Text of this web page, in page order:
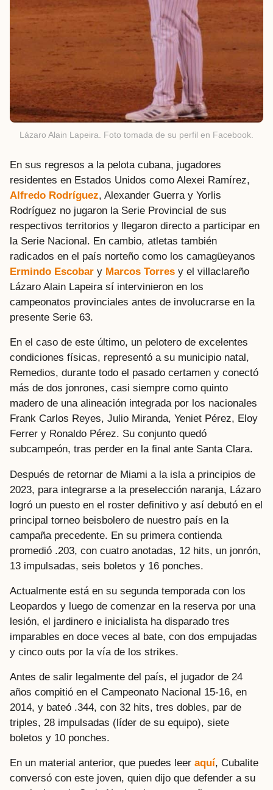
Lázaro Alain Lapeira. Foto tomada de su perfil en Facebook.
En sus regresos a la pelota cubana, jugadores
residentes en Estados Unidos como Alexei Ramírez,
Alfredo Rodríguez, Alexander Guerra y Yorlis
Rodríguez no jugaron la Serie Provincial de sus
respectivos territorios y llegaron directo a participar en
la Serie Nacional. En cambio, atletas también
radicados en el país norteño como los camagüeyanos
Ermindo Escobar y Marcos Torres y el villaclareño
Lázaro Alain Lapeira sí intervinieron en los
campeonatos provinciales antes de involucrarse en la
presente Serie 63.
En el caso de este último, un pelotero de excelentes
condiciones físicas, representó a su municipio natal,
Remedios, durante todo el pasado certamen y conectó
más de dos jonrones, casi siempre como quinto
madero de una alineación integrada por los nacionales
Frank Carlos Reyes, Julio Miranda, Yeniet Pérez, Eloy
Ferrer y Ronaldo Pérez. Su conjunto quedó
subcampeón, tras perder en la final ante Santa Clara.
Después de retornar de Miami a la isla a principios de
2023, para integrarse a la preselección naranja, Lázaro
logró un puesto en el roster definitivo y así debutó en el
principal torneo beisbolero de nuestro país en la
campaña precedente. En su primera contienda
promedió .203, con cuatro anotadas, 12 hits, un jonrón,
13 impulsadas, seis boletos y 16 ponches.
Actualmente está en su segunda temporada con los
Leopardos y luego de comenzar en la reserva por una
lesión, el jardinero e inicialista ha disparado tres
imparables en doce veces al bate, con dos empujadas
y cinco outs por la vía de los strikes.
Antes de salir legalmente del país, el jugador de 24
años compitió en el Campeonato Nacional 15-16, en
2014, y bateó .344, con 32 hits, tres dobles, par de
triples, 28 impulsadas (líder de su equipo), siete
boletos y 10 ponches.
En un material anterior, que puedes leer aquí, Cubalite
conversó con este joven, quien dijo que defender a su